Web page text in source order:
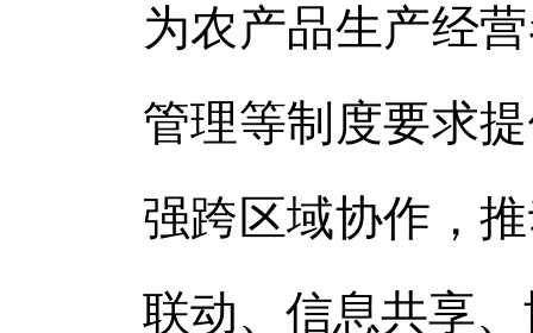
为农产品生产经
管理等制度要求
强跨区域协作，
联动、信息共享